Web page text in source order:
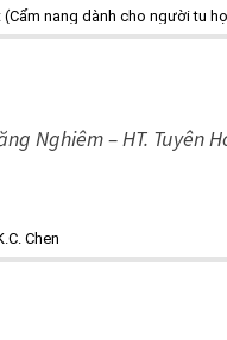
nang dành cho người tu
Nghiêm – HT. Tuyên
Chen